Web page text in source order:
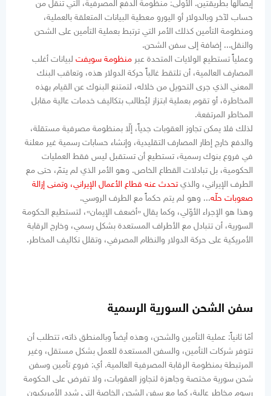
إيصالها بطريقتين. الأولى: منظومة الدفع المصرفية، التي تنقل من
حساب لآخر وبالدولار أو اليورو معطية البيانات المتعلقة بالعملية،
ومنظومة التأمين كذلك الأمر التي ترتبط بعملية التأمين على الشحن
والنقل... إضافة إلى سفن الشحن.
وعملياً تستطيع الولايات المتحدة عبر منظومة سويفت لبيانات أغلب
المصارف العالمية، أن تلتقط غالباً حركة الدولار هذه، وتعاقب البنك
المعني الذي جرى التحويل من خلاله، لتمتنع البنوك عن القيام بهذه
المخاطرة، أو تقوم بعملية ابتزاز ليُطالب بتكاليف خدمات عالية مقابل
المخاطر المرتفعة.
لذلك فلا يمكن تجاوز العقوبات جدياً، إلّا بمنظومة مصرفية مستقلة،
والدفع خارج إطار المصارف التقليدية، وإنشاء حسابات رسمية غير معلنة
في فروع بنوك رسمية، تستطيع أن تستقبل ليس فقط العمليات
الحكومية، بل تبادلات القطاع الخاص. وهو الأمر الذي لم يتمّ، حتى مع
الطرف الإيراني، والذيتحدث عنه قطاع الأعمال الإيراني، وتمنى إزالة
صعوبات حلّه... وهو لم يتم حكماً مع الطرف الروسي.
وهذا هو الإجراء الأوّلي، وكما يقال «أضعف الإيمان»، لتستطيع الحكومة
السورية، أن تتبادل مع الأطراف المستعدة بشكل رسمي، وخارج الرقابة
الأمريكية على حركة الدولار والنظام المصرفي، وتقلل تكاليف المخاطر.
سفن الشحن السورية الرسمية
أمّا ثانياً: عملية التأمين والشحن، وهذه أيضاً وبالمنطق ذاته، تتطلب أن
تتوفر شركات التأمين، والسفن المستعدة للعمل بشكل مستقل، وغير
المرتبطة بمنظومة الرقابة المصرفية العالمية. أي: فروع تأمين وسفن
شحن سورية مختصة وجاهزة لتجاوز العقوبات، ولا تفرض على الحكومة
رسوم مخاطر عالية، كما مع سفن الشحن الخاصة التي شدد الأمريكيون